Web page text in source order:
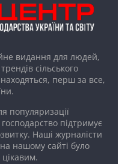
видання для людей,
сільського
перш за все,
популяризації
підтримує
Наші журналісти
нашому сайті було